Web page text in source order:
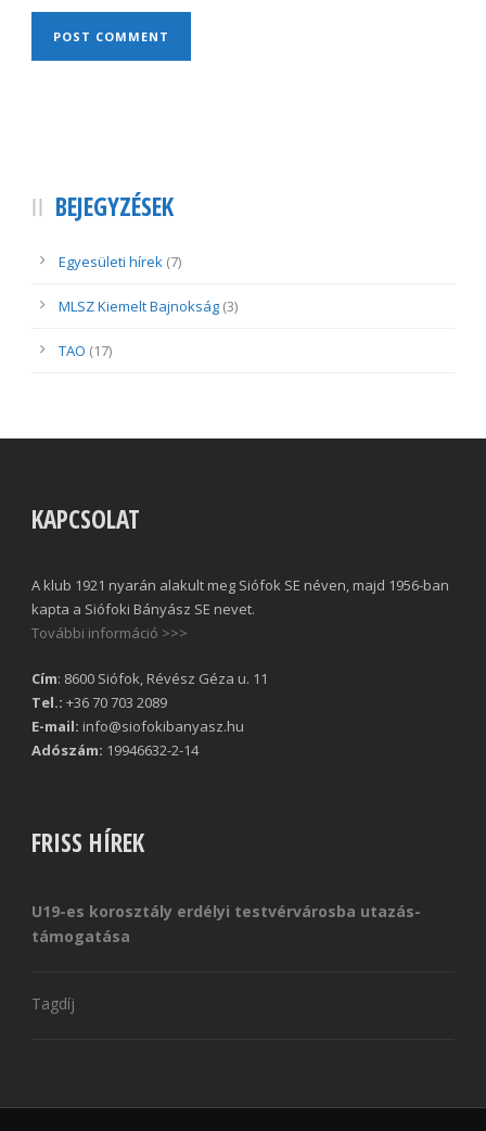
BEJEGYZÉSEK
Egyesületi hírek (7)
MLSZ Kiemelt Bajnokság (3)
TAO (17)
KAPCSOLAT
A klub 1921 nyarán alakult meg Siófok SE néven, majd 1956-ban
kapta a Siófoki Bányász SE nevet.
További információ >>>
Cím: 8600 Siófok, Révész Géza u. 11
Tel.: +36 70 703 2089
E-mail: info@siofokibanyasz.hu
Adószám: 19946632-2-14
FRISS HÍREK
U19-es korosztály erdélyi testvérvárosba utazás-
támogatása
Tagdíj